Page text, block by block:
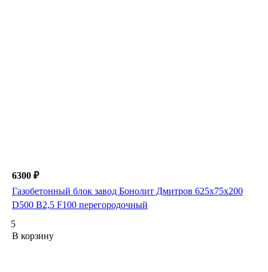
6300 ₽
Газобетонный блок завод Бонолит Дмитров 625х75х200
D500 В2,5 F100 перегородочный
5
В корзину